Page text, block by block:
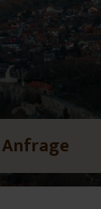
Anfrage